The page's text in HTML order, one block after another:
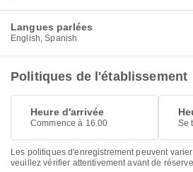
Langues parlées
English, Spanish
Politiques de l'établissement
Heure d'arrivée
Commence à 16.00 Se
Les politiques d'enregistrement peuvent
veuillez vérifier attentivement avant de